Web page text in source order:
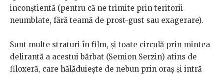
inconștientă (pentru că ne trimite prin teritorii
neumblate, fără teamă de prost-gust sau exagerare).
Sunt multe straturi în film, și toate circulă prin mintea
delirantă a acestui bărbat (Semion Serzin) atins de
filoxeră, care hălăduiește de nebun prin oraș și intră